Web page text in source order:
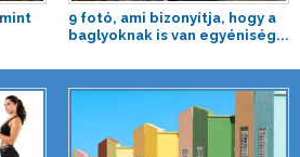
9 fotó, ami bizonyítja, hogy a
baglyoknak is van egyéniség...